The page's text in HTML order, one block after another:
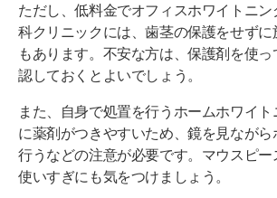
ただし、低料金でオフィスホワイトニ
科クリニックには、歯茎の保護をせずに
もあります。不安な方は、保護剤を使
認しておくとよいでしょう。
また、自身で処置を行うホームホワイ
に薬剤がつきやすいため、鏡を見なが
行うなどの注意が必要です。マウスピ
使いすぎにも気をつけましょう。